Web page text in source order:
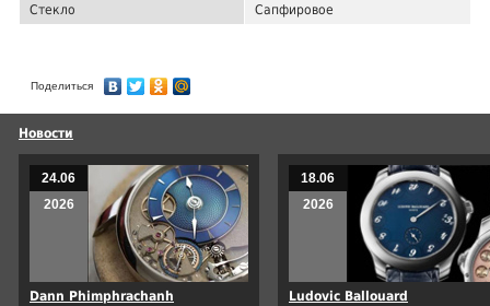
Стекло
Сапфировое
Поделиться
Новости
24.06
2026
Dann Phimphrachanh
18.06
2026
Ludovic Ballouard